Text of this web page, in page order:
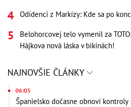
Odídenci z Markízy: Kde sa po
Belohorcovej telo vymenil za
Hájkova nová láska v bikinách!
NAJNOVŠIE ČLÁNKY
06:05
Španielsko dočasne obnoví kontroly